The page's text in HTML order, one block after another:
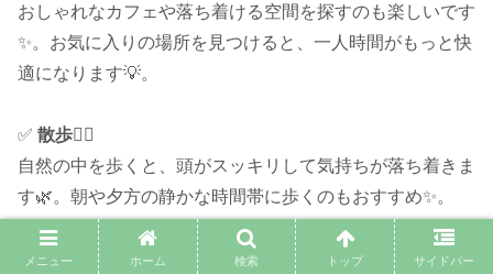
おしゃれなカフェや落ち着ける空間を探すのも楽しいです
✨。お気に入りの場所を見つけると、一人時間がもっと快
適になります💡。
✅ 散歩🚶‍♂️
自然の中を歩くと、頭がスッキリして気持ちが落ち着きま
す🌿。朝や夕方の静かな時間帯に歩くのもおすすめ✨。
✅ ゲーム🎮
メニュー ホーム 検索 トップ サイドバー